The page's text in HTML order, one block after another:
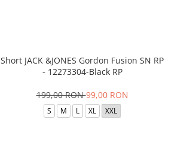
Short JACK &JONES Gordon Fusion SN RP
- 12273304-Black RP
199,00 RON99,00 RON
S M L XL XXL